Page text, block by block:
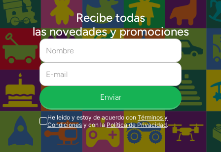
Recibe todas
las novedades y promociones
Enviar
He leído y estoy de acuerdo con Términos y
Condiciones y con la Política de Privacidad.